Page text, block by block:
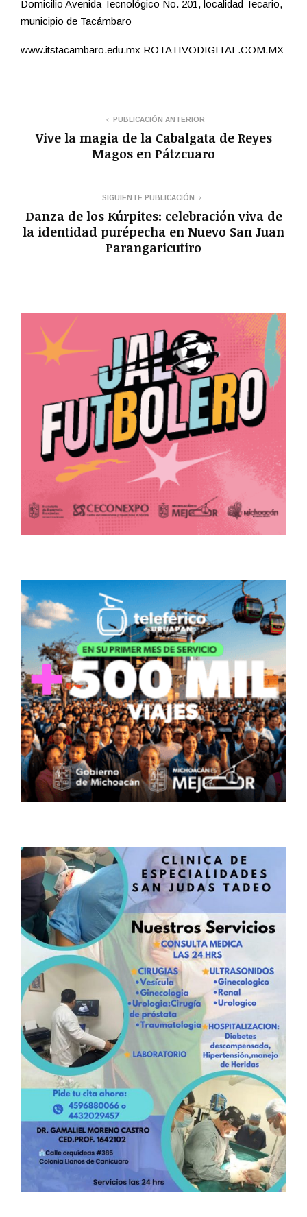
Domicilio Avenida Tecnológico No. 201, localidad Tecario,
municipio de Tacámbaro
www.itstacambaro.edu.mx ROTATIVODIGITAL.COM.MX
PUBLICACIÓN ANTERIOR
Vive la magia de la Cabalgata de Reyes
Magos en Pátzcuaro
SIGUIENTE PUBLICACIÓN
Danza de los Kúrpites: celebración viva de
la identidad purépecha en Nuevo San Juan
Parangaricutiro